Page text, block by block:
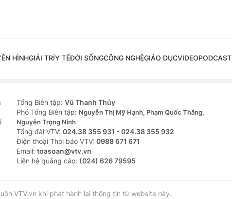
HÌNHGIẢI TRÍY TẾĐỜI SỐNGCÔNG NGHỆGIÁO DỤCVIDEOPODCAST
Tổng Biên tập: Vũ Thanh Thủy
Phó Tổng Biên tập: Nguyễn Thị Mỹ Hạnh, Phạm Quốc Thắng,
Nguyễn Trọng Ninh
Tổng đài VTV: 024.38 355 931 - 024.38 355 932
Ðiện thoại Thời báo VTV: 0988 671 671
Email: toasoan@vtv.vn
Liên hệ quảng cáo: (024) 626 79595
VTV.vn khi phát hành lại thông tin từ website này.